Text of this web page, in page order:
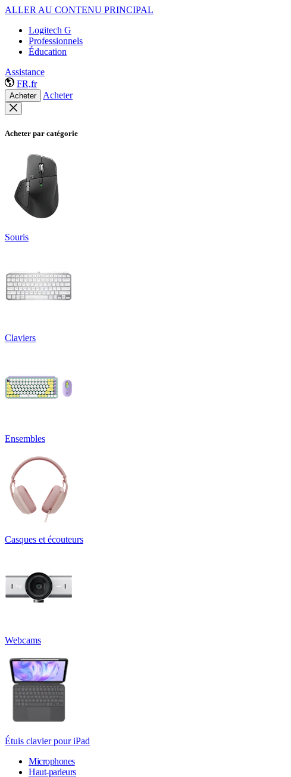
ALLER AU CONTENU PRINCIPAL
Logitech G
Professionnels
Éducation
Assistance
FR,fr
Acheter Acheter
Acheter par catégorie
Souris
Claviers
Ensembles
Casques et écouteurs
Webcams
Étuis clavier pour iPad
Microphones
Haut-parleurs